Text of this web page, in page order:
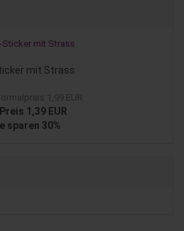
mit Strass
1,99 EUR
1,39 EUR
sparen 30%